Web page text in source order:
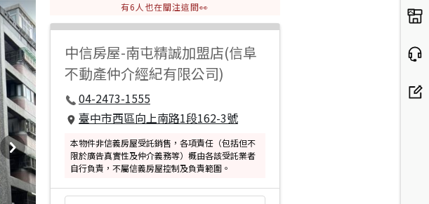
有6 人也在關注這間👀
中信房屋-南屯精誠加盟店(信阜
不動產仲介經紀有限公司)
04-2473-1555
臺中市西區向上南路1段162-3號
本物件非信義房屋受託銷售，各項責任（包括但不
限於廣告真實性及仲介義務等）概由各該受託業者
自行負責，不屬信義房屋控制及負責範圍。